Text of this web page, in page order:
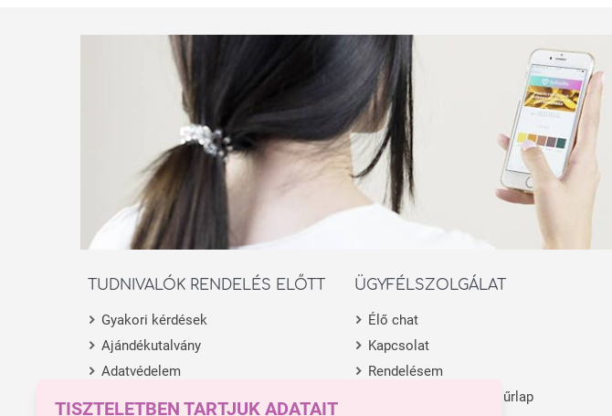
TUDNIVALÓK RENDELÉS ELŐTT
Gyakori kérdések
Ajándékutalvány
Adatvédelem
ÜGYFÉLSZOLGÁLAT
Élő chat
Kapcsolat
Rendelésem
Termék visszaküldési űrlap
TISZTELETBEN TARTJUK ADATAIT